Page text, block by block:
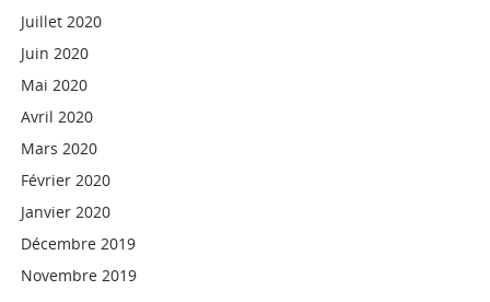
Juillet 2020
Juin 2020
Mai 2020
Avril 2020
Mars 2020
Février 2020
Janvier 2020
Décembre 2019
Novembre 2019